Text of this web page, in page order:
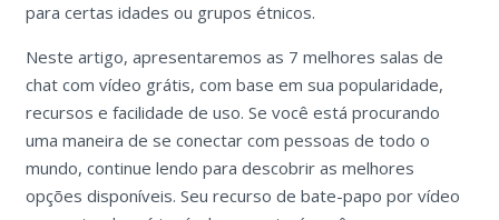
para certas idades ou grupos étnicos.
Neste artigo, apresentaremos as 7 melhores salas de
chat com vídeo grátis, com base em sua popularidade,
recursos e facilidade de uso. Se você está procurando
uma maneira de se conectar com pessoas de todo o
mundo, continue lendo para descobrir as melhores
opções disponíveis. Seu recurso de bate-papo por vídeo